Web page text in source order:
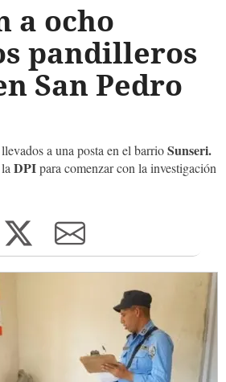
a ocho
pandilleros
San Pedro
a una posta en el barrioSunseri.
DPIpara comenzar con la investigación